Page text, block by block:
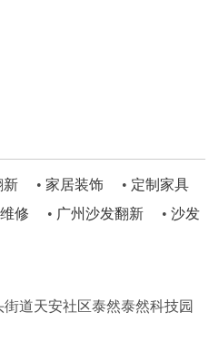
新• 家居装饰 • 定制家具
修 • 广州沙发翻新• 沙发
道天安社区泰然泰然科技园